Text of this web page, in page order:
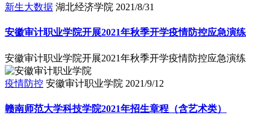
新生大数据 湖北经济学院 2021/8/31
安徽审计职业学院开展2021年秋季开学疫情防控应急演练
安徽审计职业学院开展2021年秋季开学疫情防控应急演练
疫情防控 安徽审计职业学院 2021/9/12
赣南师范大学科技学院2021年招生章程（含艺术类）